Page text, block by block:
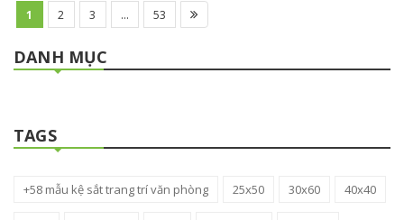
1 2 3 ... 53
DANH MỤC
TAGS
+58 mẫu kệ sắt trang trí văn phòng 25x50 30x60 40x40